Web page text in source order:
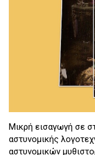
Μικρή εισαγωγή σε
αστυνομικής
αστυνομικών